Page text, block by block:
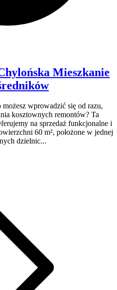
Mieszkanie
wprowadzić się od razu,
kosztownych remontów? Ta
na sprzedaż funkcjonalne i
60 m², położone w jednej
dzielnic...